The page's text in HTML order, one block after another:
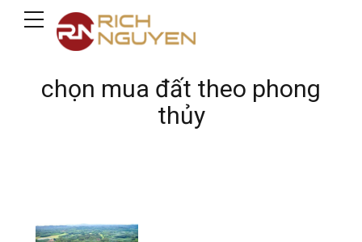
chọn mua đất theo phong
thủy